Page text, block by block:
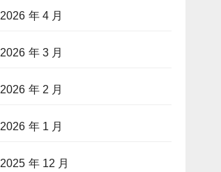
2026 年 4 月
2026 年 3 月
2026 年 2 月
2026 年 1 月
2025 年 12 月